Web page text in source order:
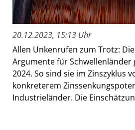
20.12.2023, 15:13 Uhr
Allen Unkenrufen zum Trotz:
Argumente für Schwellenländer
2024. So sind sie im Zinszyklus
konkreterem
Industrieländer. Die